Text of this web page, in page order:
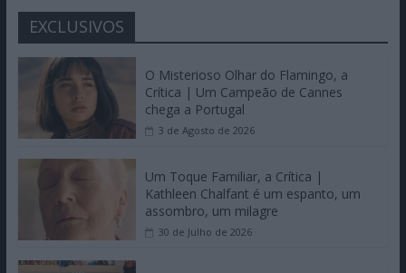
EXCLUSIVOS
O Misterioso Olhar do Flamingo, a
Crítica | Um Campeão de Cannes
chega a Portugal
3 de Agosto de 2026
Um Toque Familiar, a Crítica |
Kathleen Chalfant é um espanto, um
assombro, um milagre
30 de Julho de 2026